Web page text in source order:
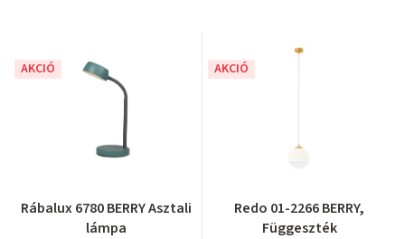
AKCIÓ
Rábalux 6780 BERRY Asztali
lámpa
AKCIÓ
Redo 01-2266 BERRY,
Függeszték